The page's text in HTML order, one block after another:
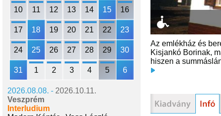
10 11 12 13 14 15 16
17 18 19 20 21 22 23
24 25 26 27 28 29 30
31 1 2 3 4 5 6
2026.08.08. - 2026.10.11.
Veszprém
Interludium
Az emlékház és
Kisjankó Borinak,
hiszen a